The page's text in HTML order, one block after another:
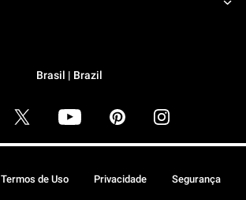
Brasil | Brazil
Termos de Uso Privacidade Segurança